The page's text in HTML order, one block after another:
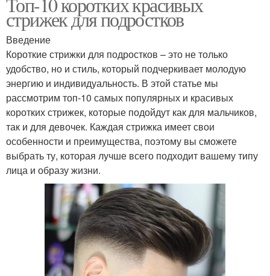
стрижек для подростков
Введение
Короткие стрижки для подростков – это не только
удобство, но и стиль, который подчеркивает молодую
энергию и индивидуальность. В этой статье мы
рассмотрим топ-10 самых популярных и красивых
коротких стрижек, которые подойдут как для мальчиков,
так и для девочек. Каждая стрижка имеет свои
особенности и преимущества, поэтому вы сможете
выбрать ту, которая лучше всего подходит вашему типу
лица и образу жизни.